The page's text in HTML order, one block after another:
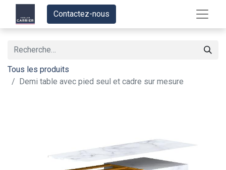
Contactez-nous
Tous les produits
Demi table avec pied seul et cadre sur mesure